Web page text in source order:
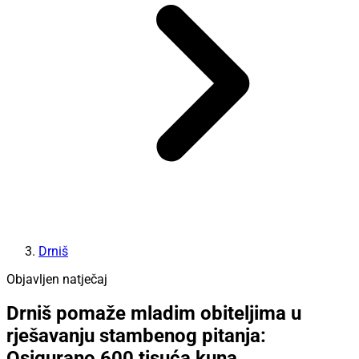
Drniš
Objavljen natječaj
Drniš pomaže mladim obiteljima u
rješavanju stambenog pitanja: